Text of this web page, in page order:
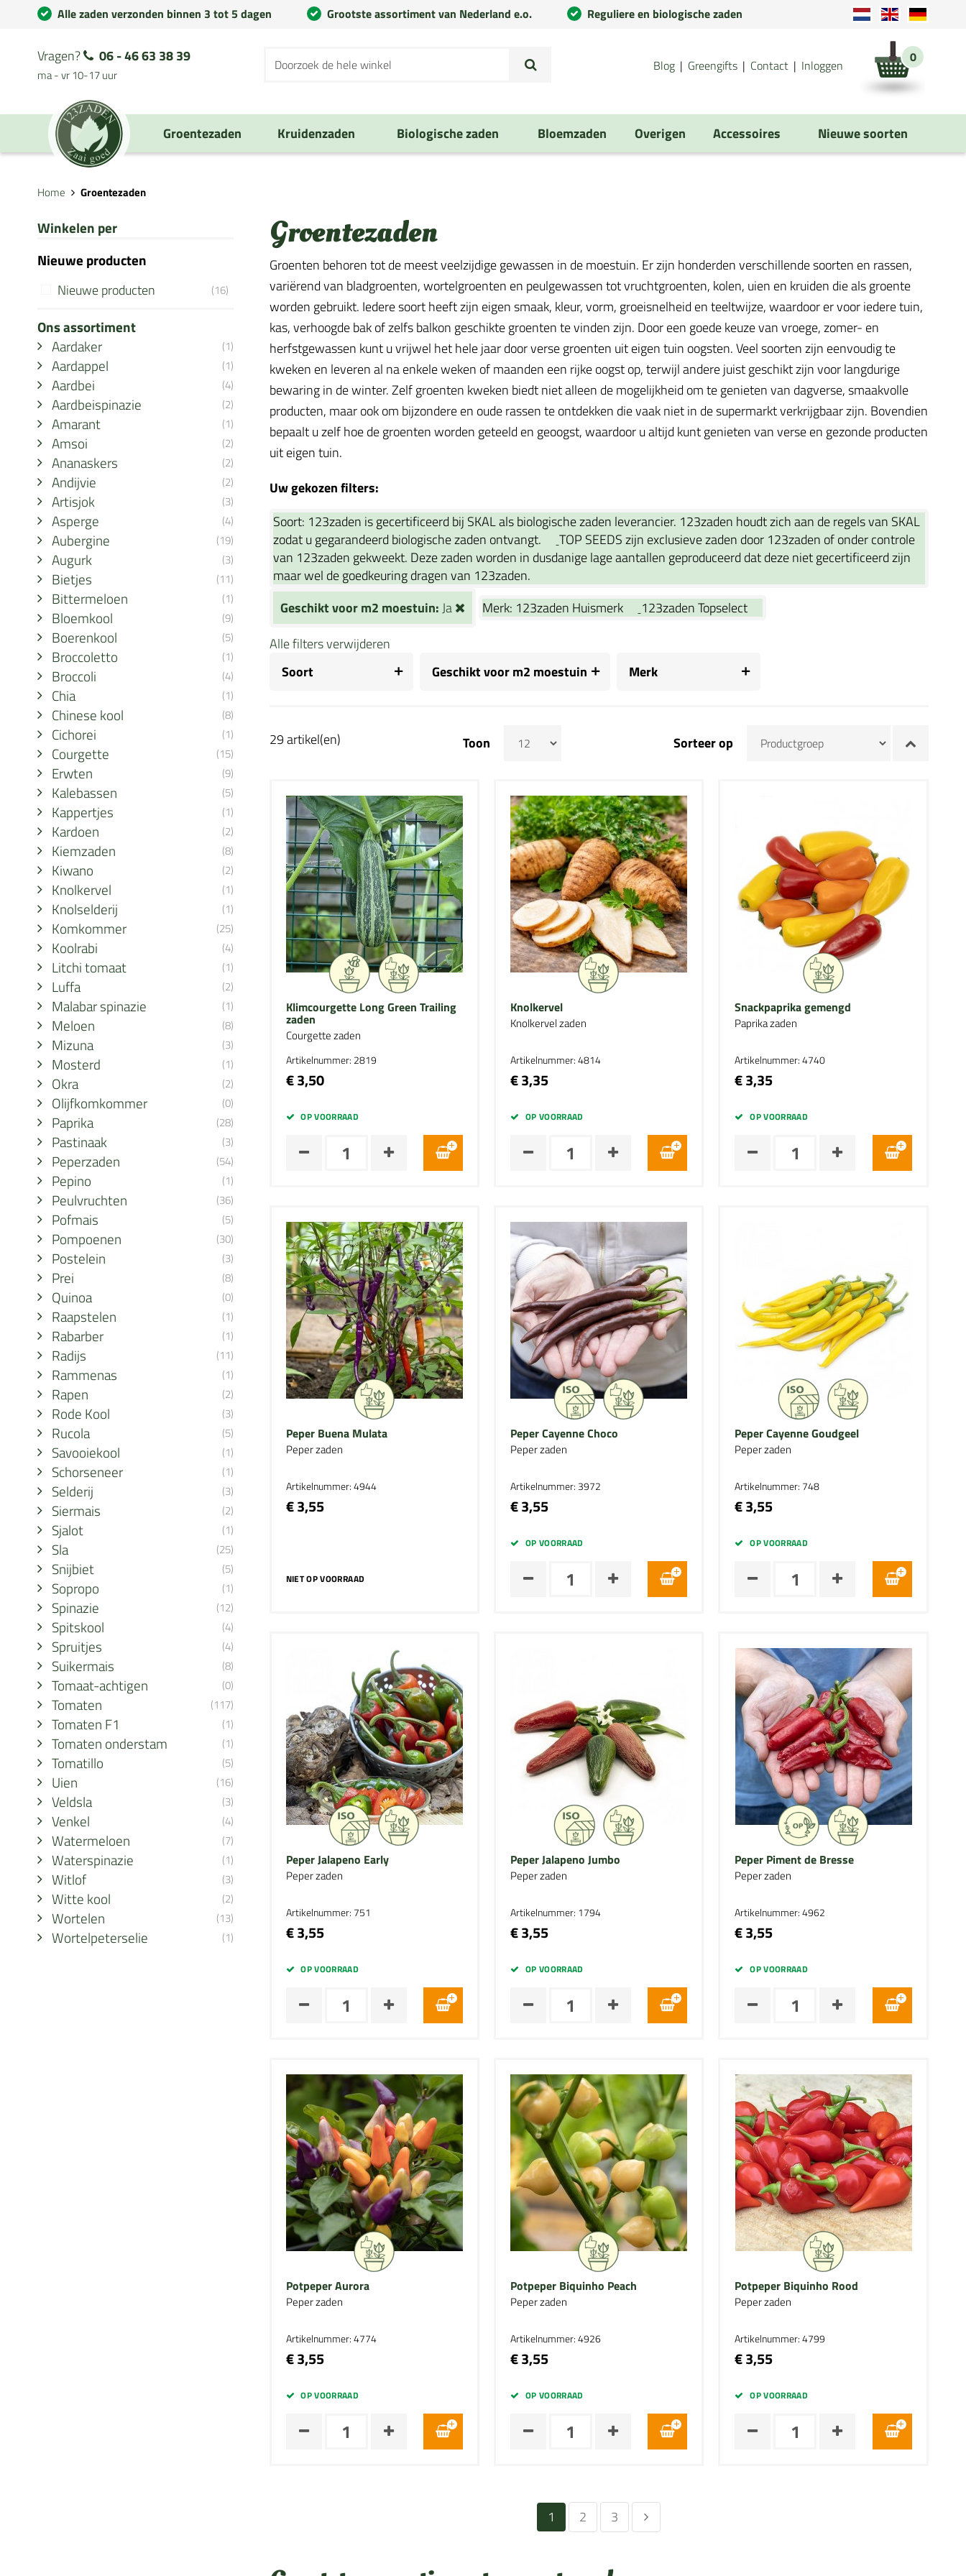
Alle zaden verzonden binnen 3 tot 5 dagen Grootste assortiment van Nederland e.o. Reguliere en biologische zaden
Vragen? 06 - 46 63 38 39
ma - vr 10-17 uur
Blog Greengifts Contact Inloggen 0
Groentezaden Kruidenzaden Biologische zaden Bloemzaden Overigen Accessoires Nieuwe soorten
Home Groentezaden
Winkelen per
Nieuwe producten
Nieuwe producten (16)
Ons assortiment
Aardaker
(1)
Aardappel (1)
Aardbei (4)
Aardbeispinazie (2)
Amarant (1)
Amsoi (2)
Ananaskers (2)
Andijvie (2)
Artisjok (3)
Asperge (4)
Aubergine (19)
Augurk (3)
Bietjes (11)
Bittermeloen (1)
Bloemkool (9)
Boerenkool (5)
Broccoletto (1)
Broccoli (4)
Chia (1)
Chinese kool (8)
Cichorei (1)
Courgette (15)
Erwten (9)
Kalebassen (5)
Kappertjes (1)
Kardoen (2)
Kiemzaden (8)
Kiwano (2)
Knolkervel (1)
Knolselderij (1)
Komkommer (25)
Koolrabi (4)
Litchi tomaat (1)
Luffa (2)
Malabar spinazie (1)
Meloen (8)
Mizuna (3)
Mosterd (1)
Okra (2)
Olijfkomkommer (0)
Paprika (28)
Pastinaak (3)
Peperzaden (54)
Pepino (1)
Peulvruchten (36)
Pofmais (5)
Pompoenen (30)
Postelein (3)
Prei (8)
Quinoa (0)
Raapstelen (1)
Rabarber (1)
Radijs (11)
Rammenas (1)
Rapen (2)
Rode Kool (3)
Rucola (5)
Savooiekool (1)
Schorseneer (1)
Selderij (3)
Siermais (2)
Sjalot (1)
Sla (25)
Snijbiet (5)
Sopropo (1)
Spinazie (12)
Spitskool (4)
Spruitjes (4)
Suikermais (8)
Tomaat-achtigen (0)
Tomaten (117)
Tomaten F1 (1)
Tomaten onderstam (1)
Tomatillo (5)
Uien (16)
Veldsla (3)
Venkel (4)
Watermeloen (7)
Waterspinazie (1)
Witlof (3)
Witte kool (2)
Wortelen (13)
Wortelpeterselie (1)
Groentezaden
Groenten behoren tot de meest veelzijdige gewassen in de moestuin. Er zijn honderden verschillende soorten en rassen,
variërend van bladgroenten, wortelgroenten en peulgewassen tot vruchtgroenten, kolen, uien en kruiden die als groente
worden gebruikt. Iedere soort heeft zijn eigen smaak, kleur, vorm, groeisnelheid en teeltwijze, waardoor er voor iedere tuin,
kas, verhoogde bak of zelfs balkon geschikte groenten te vinden zijn. Door een goede keuze van vroege, zomer- en
herfstgewassen kunt u vrijwel het hele jaar door verse groenten uit eigen tuin oogsten. Veel soorten zijn eenvoudig te
kweken en leveren al na enkele weken of maanden een rijke oogst op, terwijl andere juist geschikt zijn voor langdurige
bewaring in de winter. Zelf groenten kweken biedt niet alleen de mogelijkheid om te genieten van dagverse, smaakvolle
producten, maar ook om bijzondere en oude rassen te ontdekken die vaak niet in de supermarkt verkrijgbaar zijn. Bovendien
bepaalt u zelf hoe de groenten worden geteeld en geoogst, waardoor u altijd kunt genieten van verse en gezonde producten
uit eigen tuin.
Uw gekozen filters:
Soort: 123zaden is gecertificeerd bij SKAL als biologische zaden leverancier. 123zaden houdt zich aan de regels van SKAL
zodat u gegarandeerd biologische zaden ontvangt.
TOP SEEDS zijn exclusieve zaden door 123zaden of onder controle
van 123zaden gekweekt. Deze zaden worden in dusdanige lage aantallen geproduceerd dat deze niet gecertificeerd zijn
maar wel de goedkeuring dragen van 123zaden.
Geschikt voor m2 moestuin:Ja Merk: 123zaden Huismerk
123zaden Topselect
Alle filters verwijderen
Soort
Geschikt voor m2 moestuin Merk
29 artikel(en) Toon Sorteer op
Klimcourgette Long Green Trailing
zaden
Courgette zaden
Artikelnummer: 2819
€ 3,50
OP VOORRAAD
Knolkervel
Knolkervel zaden
Artikelnummer: 4814
€ 3,35
OP VOORRAAD
Snackpaprika gemengd
Paprika zaden
Artikelnummer: 4740
€ 3,35
OP VOORRAAD
Peper Buena Mulata
Peper zaden
Artikelnummer: 4944
€ 3,55
NIET OP VOORRAAD
Peper Cayenne Choco
Peper zaden
Artikelnummer: 3972
€ 3,55
OP VOORRAAD
Peper Cayenne Goudgeel
Peper zaden
Artikelnummer: 748
€ 3,55
OP VOORRAAD
Peper Jalapeno Early
Peper zaden
Artikelnummer: 751
€ 3,55
OP VOORRAAD
Peper Jalapeno Jumbo
Peper zaden
Artikelnummer: 1794
€ 3,55
OP VOORRAAD
Peper Piment de Bresse
Peper zaden
Artikelnummer: 4962
€ 3,55
OP VOORRAAD
Potpeper Aurora
Peper zaden
Artikelnummer: 4774
€ 3,55
OP VOORRAAD
Potpeper Biquinho Peach
Peper zaden
Artikelnummer: 4926
€ 3,55
OP VOORRAAD
Potpeper Biquinho Rood
Peper zaden
Artikelnummer: 4799
€ 3,55
OP VOORRAAD
1 2 3